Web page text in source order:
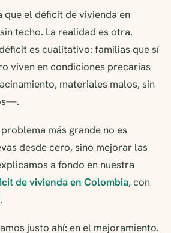
que el déficit de vivienda en
techo. La realidad es otra.
es cualitativo: familias que sí
viven en condiciones precarias
materiales malos, sin
más grande no es
desde cero, sino mejorar las
a fondo en nuestra
de vivienda en Colombia, con
.
justo ahí: en el mejoramiento.